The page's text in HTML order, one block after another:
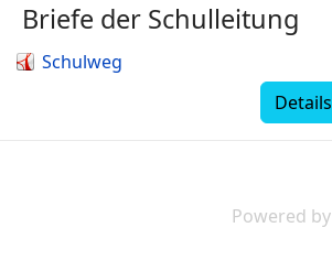
Briefe der Schulleitung
Schulweg
Details
Powered by